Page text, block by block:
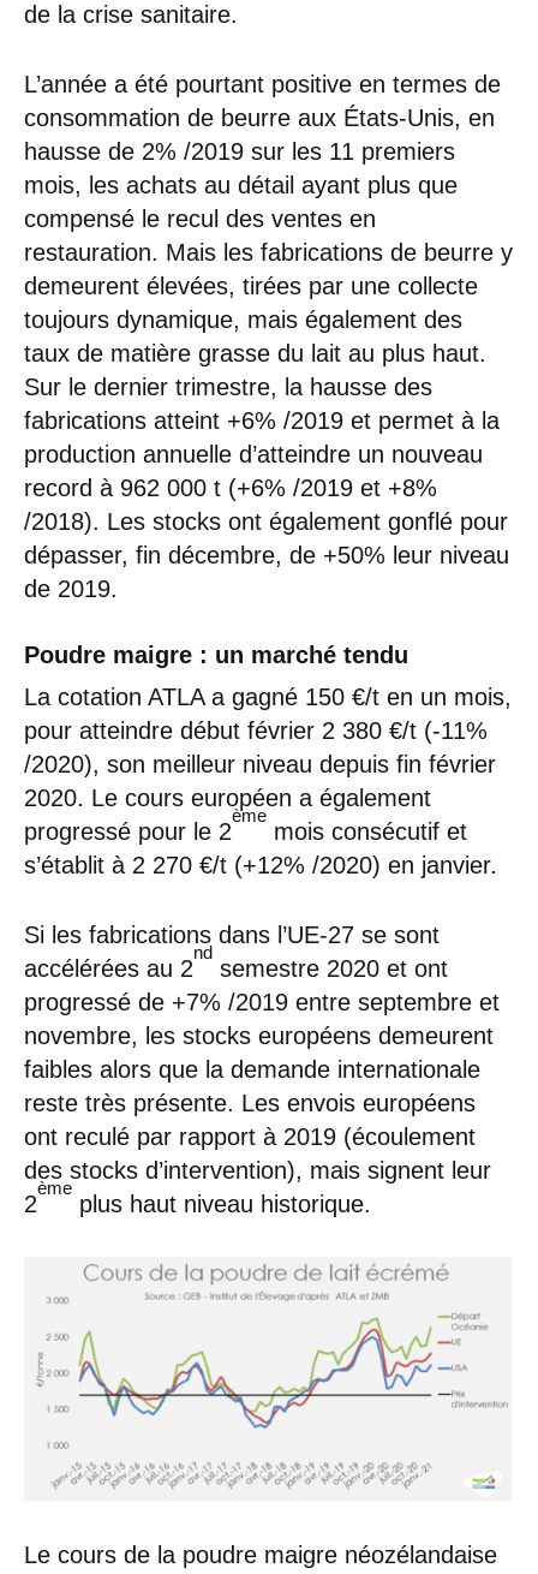
de la crise sanitaire.
L’année a été pourtant positive en termes de
consommation de beurre aux États-Unis, en
hausse de 2% /2019 sur les 11 premiers
mois, les achats au détail ayant plus que
compensé le recul des ventes en
restauration. Mais les fabrications de beurre y
demeurent élevées, tirées par une collecte
toujours dynamique, mais également des
taux de matière grasse du lait au plus haut.
Sur le dernier trimestre, la hausse des
fabrications atteint +6% /2019 et permet à la
production annuelle d’atteindre un nouveau
record à 962 000 t (+6% /2019 et +8%
/2018). Les stocks ont également gonflé pour
dépasser, fin décembre, de +50% leur niveau
de 2019.
Poudre maigre : un marché tendu
La cotation ATLA a gagné 150 €/t en un mois,
pour atteindre début février 2 380 €/t (-11%
/2020), son meilleur niveau depuis fin février
2020. Le cours européen a également
progressé pour le 2
ème
mois consécutif et
s’établit à 2 270 €/t (+12% /2020) en janvier.
Si les fabrications dans l’UE-27 se sont
accélérées au 2
nd
semestre 2020 et ont
progressé de +7% /2019 entre septembre et
novembre, les stocks européens demeurent
faibles alors que la demande internationale
reste très présente. Les envois européens
ont reculé par rapport à 2019 (écoulement
des stocks d’intervention), mais signent leur
2
ème
plus haut niveau historique.
Le cours de la poudre maigre néozélandaise